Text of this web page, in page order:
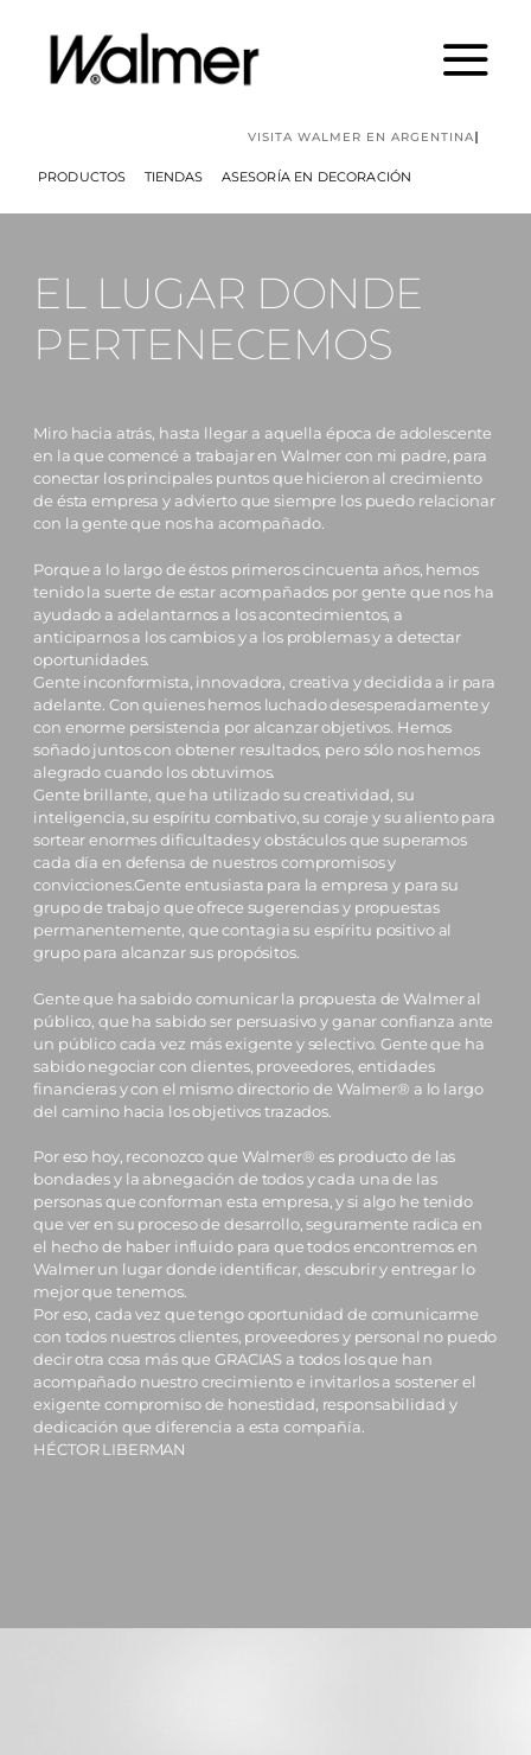
content
PRODUCTOS TIENDAS ASESORÍA EN DECORACIÓN
EL LUGAR DONDE
PERTENECEMOS
Miro hacia atrás, hasta llegar a aquella época de adolescente
en la que comencé a trabajar en Walmer con mi padre, para
conectar los principales puntos que hicieron al crecimiento
de ésta empresa y advierto que siempre los puedo relacionar
con la gente que nos ha acompañado.
Porque a lo largo de éstos primeros cincuenta años, hemos
tenido la suerte de estar acompañados por gente que nos ha
ayudado a adelantarnos a los acontecimientos, a
anticiparnos a los cambios y a los problemas y a detectar
oportunidades.
Gente inconformista, innovadora, creativa y decidida a ir para
adelante. Con quienes hemos luchado desesperadamente y
con enorme persistencia por alcanzar objetivos. Hemos
soñado juntos con obtener resultados, pero sólo nos hemos
alegrado cuando los obtuvimos.
Gente brillante, que ha utilizado su creatividad, su
inteligencia, su espíritu combativo, su coraje y su aliento para
sortear enormes dificultades y obstáculos que superamos
cada día en defensa de nuestros compromisos y
convicciones.Gente entusiasta para la empresa y para su
grupo de trabajo que ofrece sugerencias y propuestas
permanentemente, que contagia su espíritu positivo al
grupo para alcanzar sus propósitos.
Gente que ha sabido comunicar la propuesta de Walmer al
público, que ha sabido ser persuasivo y ganar confianza ante
un público cada vez más exigente y selectivo. Gente que ha
sabido negociar con clientes, proveedores, entidades
financieras y con el mismo directorio de Walmer® a lo largo
del camino hacia los objetivos trazados.
Por eso hoy, reconozco que Walmer® es producto de las
bondades y la abnegación de todos y cada una de las
personas que conforman esta empresa, y si algo he tenido
que ver en su proceso de desarrollo, seguramente radica en
el hecho de haber influido para que todos encontremos en
Walmer un lugar donde identificar, descubrir y entregar lo
mejor que tenemos.
Por eso, cada vez que tengo oportunidad de comunicarme
con todos nuestros clientes, proveedores y personal no puedo
decir otra cosa más que GRACIAS a todos los que han
acompañado nuestro crecimiento e invitarlos a sostener el
exigente compromiso de honestidad, responsabilidad y
dedicación que diferencia a esta compañía.
HÉCTOR LIBERMAN